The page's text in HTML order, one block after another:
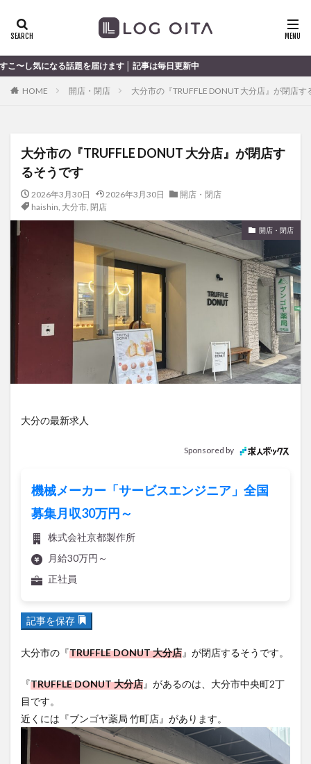
届けます │ 記事は毎日更新中
HOME 開店・閉店 大分市の『TRUFFLE DONUT 大分店』が閉店す
大分市の『TRUFFLE DONUT 大分店』が閉店す
るそうです
2026年3月30日 2026年3月30日
開店・閉店
haishin, 大分市, 閉店
開店・閉店
大分の最新求人
Sponsored by
機械メーカー「サービスエンジニア」全国
募集月収30万円～
株式会社京都製作所
月給30万円～
正社員
記事を保存
大分市の『TRUFFLE DONUT 大分店』が閉店するそうです。
『TRUFFLE DONUT 大分店』があるのは、大分市中央町2丁
目です。
近くには『ブンゴヤ薬局 竹町店』があります。
ディナー
haishin
haisin haisnin hasihin
hasishin
hishin
OPA
Paypay PR TOKIPO
あじさい
いちご
かき氷
からあげ
ねとらぼ
ふるさと納税
まつり
みかん
わさだタウン
アイススケート
アウトドア
アサイーボウル
アフリカンサファリ
アミュプラザおおいた
アートプラザ
イタリア料理
イベント
イルミネーション
インド料理
グルメ
サウナ
ジャマイカ料理
ジャークチキン
スイーツ
スタバ
セレクトショップ
ビアガーデン
フルーツ
ヘルシー
ペスカトーレ
ペット
リンクスクエア
レトロ
レンタサイクル
中津市 中華料理 九重町
佐伯市ランチ 佐賀関
体験レポ